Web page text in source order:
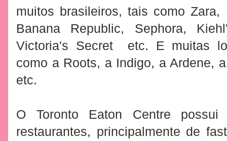
muitos brasileiros, tais como
Banana Republic, Sephora,
Victoria's Secret etc. E muitas
como a Roots, a Indigo, a Ardene,
etc.
O Toronto Eaton Centre
restaurantes, principalmente de